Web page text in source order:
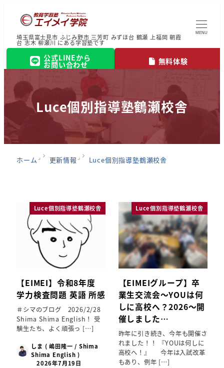
埼玉県富士見市 ふじみ野市 三芳町 みずほ台 鶴瀬 上福岡 朝霞
台 志木 柳瀬川 にある学習塾です
公式LINEから
お問い合わせ 無料体験
MENU
Luce個別指導塾鶴瀬校舎
ホーム 更新情報 Luce個別指導塾鶴瀬校舎
Luce個別指導塾鶴瀬校舎
【EIMEI】令和8年度
学力検査問題 英語 所感
＃シマのブログ 2026/2/28
Shima Shima English！ 受
験生たち、よく頑張っ […]
しま ( 嶋田隆一 / Shima
Shima English )
2026年7月19日
Luce個別指導塾鶴瀬校舎
【EIMEIグループ】卒
業生交流会～YOUは何
しに高校へ？2026～開
催しました…
昨年に引き続き、今年も開催さ
れました！！ 『YOUは何しに
高校へ！』 今年は入試改革
もあり、例年 […]